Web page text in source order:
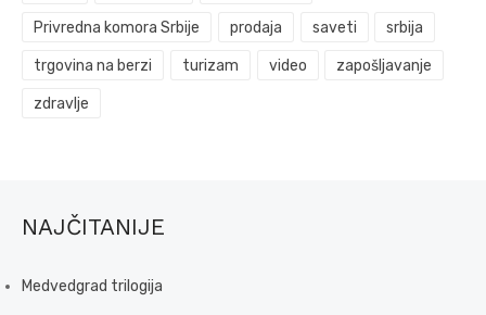
Privredna komora Srbije prodaja saveti srbija
trgovina na berzi turizam video zapošljavanje
zdravlje
NAJČITANIJE
Medvedgrad trilogija